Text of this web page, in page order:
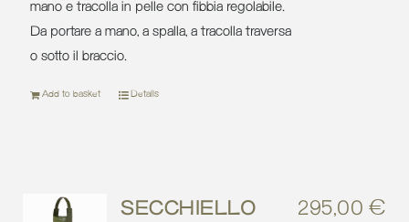
mano e tracolla in pelle con fibbia regolabile.
Da portare a mano, a spalla, a tracolla traversa
o sotto il braccio.
Add to basket Details
SECCHIELLO
295,00€